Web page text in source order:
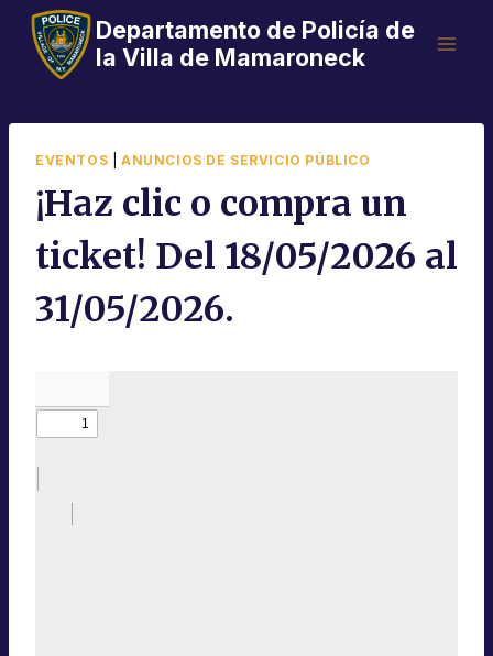
Saltar
Contenido
Departamento de Policía de
la Villa de Mamaroneck
EVENTOS ANUNCIOS DE SERVICIO PÚBLICO
¡Haz clic o compra un
ticket! Del 18/05/2026 al
31/05/2026.